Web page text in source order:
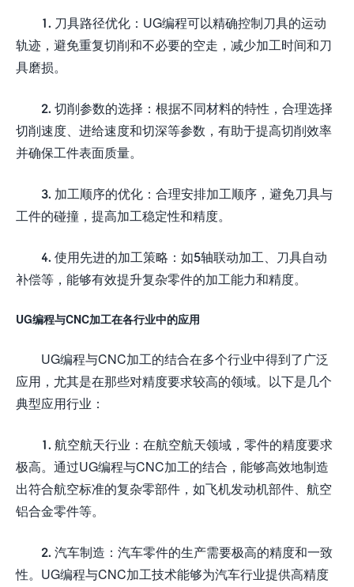
1. 刀具路径优化：UG编程可以精确控制刀具的运动
轨迹，避免重复切削和不必要的空走，减少加工时间和刀
具磨损。
2. 切削参数的选择：根据不同材料的特性，合理选择
切削速度、进给速度和切深等参数，有助于提高切削效率
并确保工件表面质量。
3. 加工顺序的优化：合理安排加工顺序，避免刀具与
工件的碰撞，提高加工稳定性和精度。
4. 使用先进的加工策略：如5轴联动加工、刀具自动
补偿等，能够有效提升复杂零件的加工能力和精度。
UG编程与CNC加工在各行业中的应用
UG编程与CNC加工的结合在多个行业中得到了广泛
应用，尤其是在那些对精度要求较高的领域。以下是几个
典型应用行业：
1. 航空航天行业：在航空航天领域，零件的精度要求
极高。通过UG编程与CNC加工的结合，能够高效地制造
出符合航空标准的复杂零部件，如飞机发动机部件、航空
铝合金零件等。
2. 汽车制造：汽车零件的生产需要极高的精度和一致
性。UG编程与CNC加工技术能够为汽车行业提供高精度